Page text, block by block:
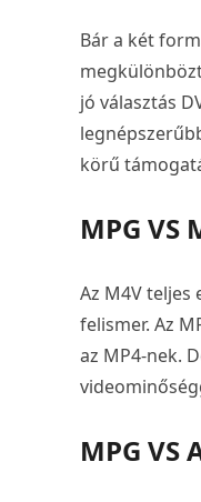
Bár a két
jó választás
körű
MPG VS
Az M4V teljes
felismer. Az
az MP4-nek.
MPG VS